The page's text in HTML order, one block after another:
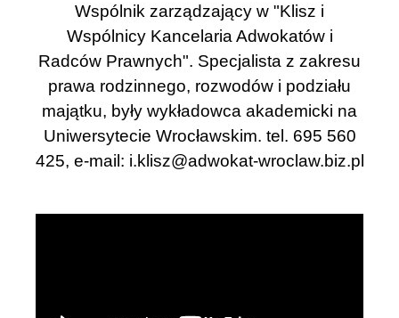
Wspólnik zarządzający w "Klisz i
Wspólnicy Kancelaria Adwokatów i
Radców Prawnych". Specjalista z zakresu
prawa rodzinnego, rozwodów i podziału
majątku, były wykładowca akademicki na
Uniwersytecie Wrocławskim. tel. 695 560
425, e-mail: i.klisz@adwokat-wroclaw.biz.pl